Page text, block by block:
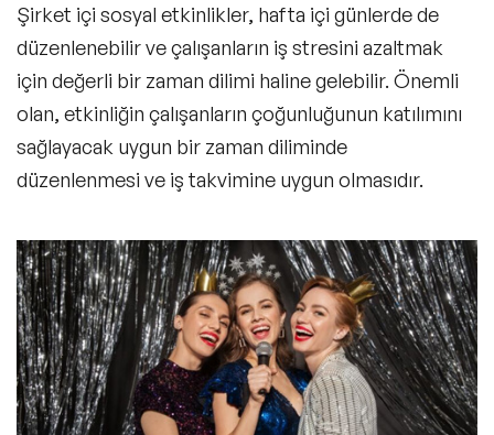
Şirket içi sosyal etkinlikler, hafta içi günlerde de
düzenlenebilir ve çalışanların iş stresini azaltmak
için değerli bir zaman dilimi haline gelebilir. Önemli
olan, etkinliğin çalışanların çoğunluğunun katılımını
sağlayacak uygun bir zaman diliminde
düzenlenmesi ve iş takvimine uygun olmasıdır.